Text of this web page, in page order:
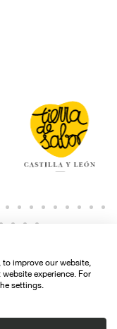
to improve our website,
experience. For
settings.